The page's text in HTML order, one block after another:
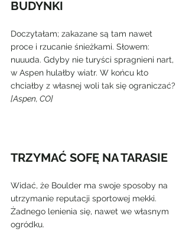
BUDYNKI
Doczytałam; zakazane są tam nawet
proce i rzucanie śnieżkami. Słowem:
nuuuda. Gdyby nie turyści spragnieni nart,
w Aspen hulałby wiatr. W końcu kto
chciałby z własnej woli tak się ograniczać?
[Aspen, CO]
TRZYMAĆ SOFĘ NA TARASIE
Widać, że Boulder ma swoje sposoby na
utrzymanie reputacji sportowej mekki.
Żadnego lenienia się, nawet we własnym
ogródku.